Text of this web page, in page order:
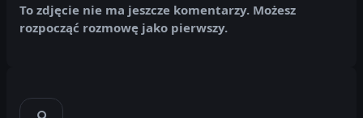
To zdjęcie nie ma jeszcze komentarzy. Możesz
rozpocząć rozmowę jako pierwszy.